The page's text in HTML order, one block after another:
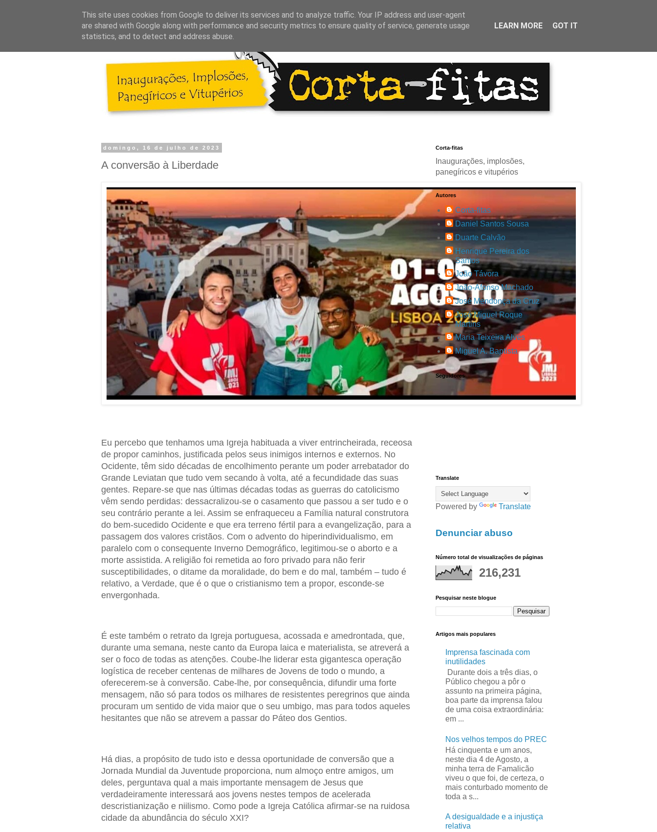
domingo, 16 de julho de 2023
A conversão à Liberdade
Eu percebo que tenhamos uma Igreja habituada a viver entrincheirada, receosa
de propor caminhos, justificada pelos seus inimigos internos e externos. No
Ocidente, têm sido décadas de encolhimento perante um poder arrebatador do
Grande Leviatan que tudo vem secando à volta, até a fecundidade das suas
gentes. Repare-se que nas últimas décadas todas as guerras do catolicismo
vêm sendo perdidas: dessacralizou-se o casamento que passou a ser tudo e o
seu contrário perante a lei. Assim se enfraqueceu a Família natural construtora
do bem-sucedido Ocidente e que era terreno fértil para a evangelização, para a
passagem dos valores cristãos. Com o advento do hiperindividualismo, em
paralelo com o consequente Inverno Demográfico, legitimou-se o aborto e a
morte assistida. A religião foi remetida ao foro privado para não ferir
susceptibilidades, o ditame da moralidade, do bem e do mal, também – tudo é
relativo, a Verdade, que é o que o cristianismo tem a propor, esconde-se
envergonhada.
É este também o retrato da Igreja portuguesa, acossada e amedrontada, que,
durante uma semana, neste canto da Europa laica e materialista, se atreverá a
ser o foco de todas as atenções. Coube-lhe liderar esta gigantesca operação
logística de receber centenas de milhares de Jovens de todo o mundo, a
oferecerem-se à conversão. Cabe-lhe, por consequência, difundir uma forte
mensagem, não só para todos os milhares de resistentes peregrinos que ainda
procuram um sentido de vida maior que o seu umbigo, mas para todos aqueles
hesitantes que não se atrevem a passar do Páteo dos Gentios.
Há dias, a propósito de tudo isto e dessa oportunidade de conversão que a
Jornada Mundial da Juventude proporciona, num almoço entre amigos, um
deles, perguntava qual a mais importante mensagem de Jesus que
verdadeiramente interessará aos jovens nestes tempos de acelerada
descristianização e niilismo. Como pode a Igreja Católica afirmar-se na ruidosa
cidade da abundância do século XXI?
Corta-fitas
Inaugurações, implosões,
panegíricos e vitupérios
Autores
Corta-fitas
Daniel Santos Sousa
Duarte Calvão
Henrique Pereira dos
Santos
João Távora
João-Afonso Machado
José Mendonça da Cruz
José Miguel Roque
Martins
Maria Teixeira Alves
Miguel A. Baptista
Seguidores
Translate
Powered by Translate
Denunciar abuso
Número total de visualizações de páginas
216,231
Pesquisar neste blogue
Artigos mais populares
Imprensa fascinada com
inutilidades
Durante dois a três dias, o
Público chegou a pôr o
assunto na primeira página,
boa parte da imprensa falou
de uma coisa extraordinária:
em ...
Nos velhos tempos do PREC
Há cinquenta e um anos,
neste dia 4 de Agosto, a
minha terra de Famalicão
viveu o que foi, de certeza, o
mais conturbado momento de
toda a s...
A desigualdade e a injustiça
relativa
This site uses cookies from Google to deliver its services and to analyze traffic. Your IP address and user-agent
are shared with Google along with performance and security metrics to ensure quality of service, generate usage
statistics, and to detect and address abuse.
LEARN MORE GOT IT